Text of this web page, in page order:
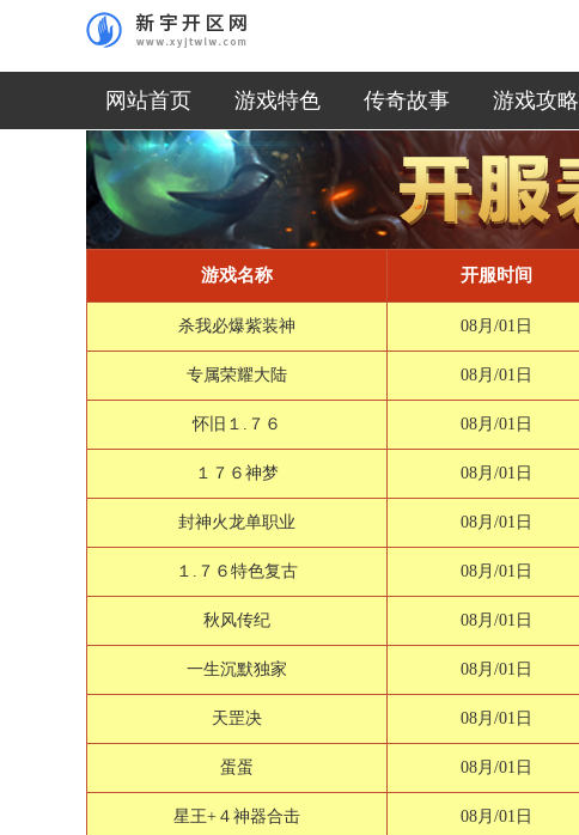
网站首页 游戏特色 传奇故事 游戏攻略
游戏名称 开服时间
杀我必爆紫装神 08月/01日
专属荣耀大陆 08月/01日
怀旧１.７６ 08月/01日
１７６神梦 08月/01日
封神火龙单职业 08月/01日
１.７６特色复古 08月/01日
秋风传纪 08月/01日
一生沉默独家 08月/01日
天罡决 08月/01日
蛋蛋 08月/01日
星王+４神器合击 08月/01日